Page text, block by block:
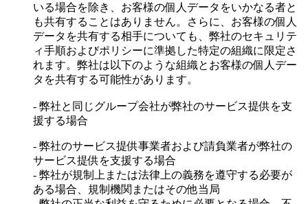
いる場合を除き、お客様の個人データをいかなる者と
も共有することはありません。さらに、お客様の個人
データを共有する相手についても、弊社のセキュリテ
ィ手順およびポリシーに準拠した特定の組織に限定さ
れます。弊社は以下のような組織とお客様の個人デー
タを共有する可能性があります。
- 弊社と同じグループ会社が弊社のサービス提供を支
援する場合
- 弊社のサービス提供事業者および請負業者が弊社の
サービス提供を支援する場合
- 弊社が規制上または法律上の義務を遵守する必要が
ある場合、規制機関またはその他当局